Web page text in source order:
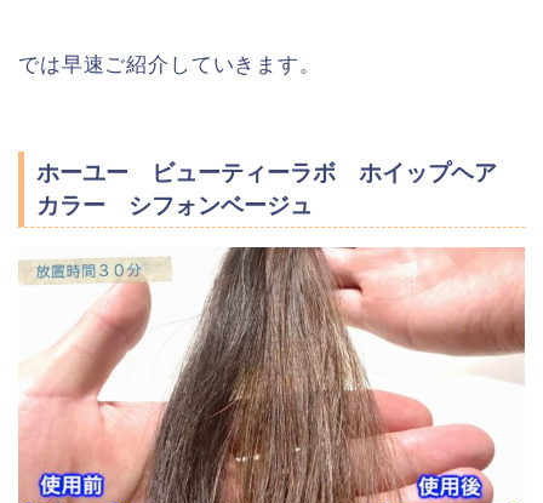
では早速ご紹介していきます。
ホーユー ビューティーラボ ホイップヘア
カラー シフォンベージュ